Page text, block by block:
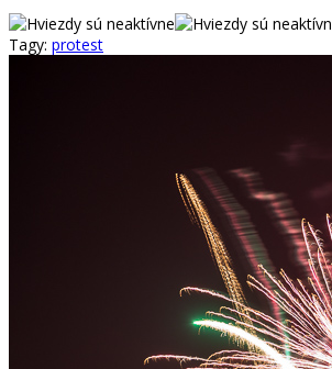
Tagy: protest